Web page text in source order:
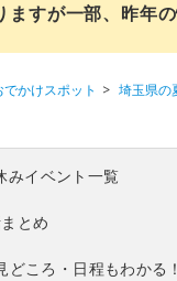
すが一部、昨年
かけスポット 埼玉県の
みイベント一覧
とめ
どころ・日程もわかる！